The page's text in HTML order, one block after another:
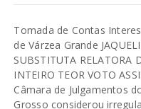
Tomada de Contas
de Várzea Grande
SUBSTITUTA RELATORA
INTEIRO TEOR VOTO
Câmara de Julgamentos
Grosso considerou